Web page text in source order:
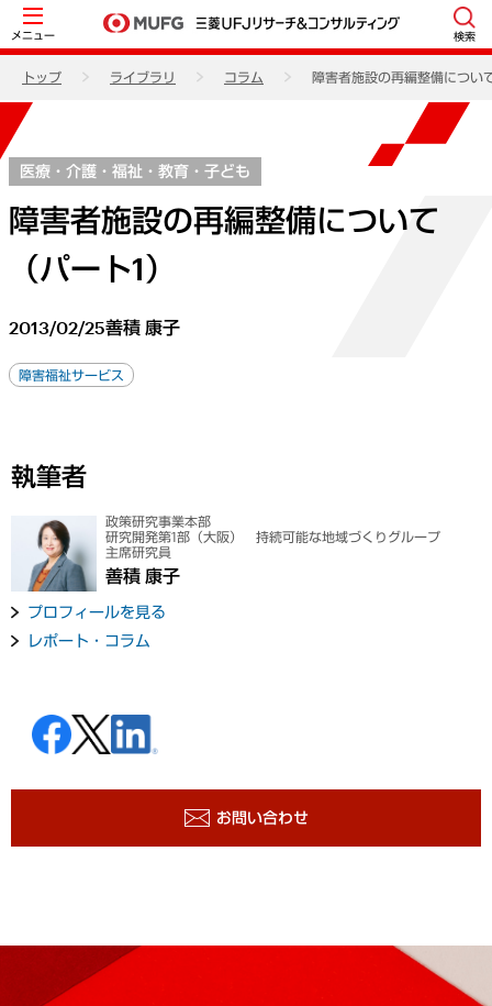
メニュー 検索
トップ ライブラリ コラム 障害者施設の再編整備につい
医療・介護・福祉・教育・子ども
障害者施設の再編整備について
（パート1）
2013/02/25善積 康子
障害福祉サービス
執筆者
政策研究事業本部
研究開発第1部（大阪） 持続可能な地域づくりグループ
主席研究員
善積 康子
プロフィールを見る
レポート・コラム
お問い合わせ